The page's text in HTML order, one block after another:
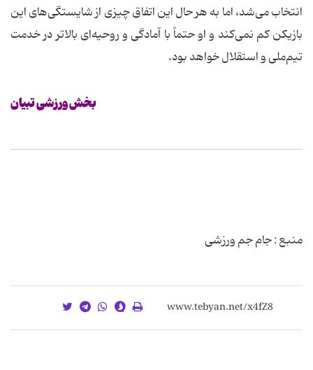
انتخاب می‌شد، اما به هر حال این اتفاق چیزی از شایستگی‌های این
بازیکن کم نمی‌کند و او حتماً با آمادگی و روحیه‌ای بالاتر در خدمت
تیم‌‌ملی و استقلال خواهد بود.
بخش ورزشی تبیان
منبع : جام جم ورزشی